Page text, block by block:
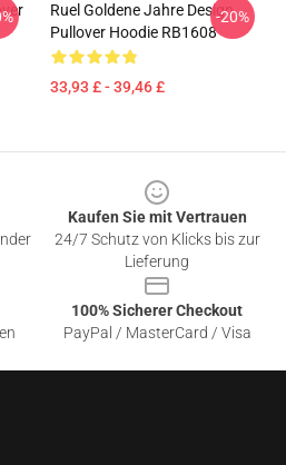
Ruel Goldene Jahre Design
Pullover Hoodie RB1608
33,93 £ - 39,46 £
-20%
Kaufen Sie mit Vertrauen
24/7 Schutz von Klicks bis zur
Lieferung
100% Sicherer Checkout
PayPal / MasterCard / Visa